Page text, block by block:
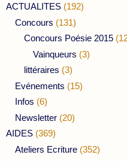
ACTUALITES (192)
Concours (131)
Concours Poésie 2015
Vainqueurs (3)
littéraires (3)
Evénements (15)
Infos (6)
Newsletter (20)
AIDES (369)
Ateliers Ecriture (352)